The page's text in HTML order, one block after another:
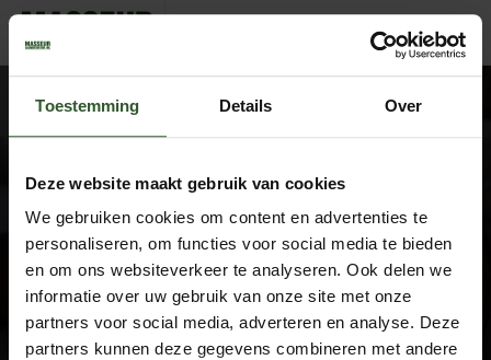
Toestemming Details Over
Deze website maakt gebruik van cookies
We gebruiken cookies om content en advertenties te
personaliseren, om functies voor social media te bieden
en om ons websiteverkeer te analyseren. Ook delen we
informatie over uw gebruik van onze site met onze
partners voor social media, adverteren en analyse. Deze
partners kunnen deze gegevens combineren met andere
JoeriSimoneFredNaomiWillem
Google Rating
4.9
Based on 743 reviews
byTrust.Reviews
Masseurs